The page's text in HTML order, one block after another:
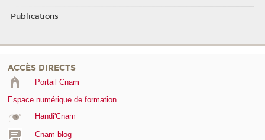
Publications
ACCÈS DIRECTS
Portail Cnam
Espace numérique de formation
Handi'Cnam
Cnam blog